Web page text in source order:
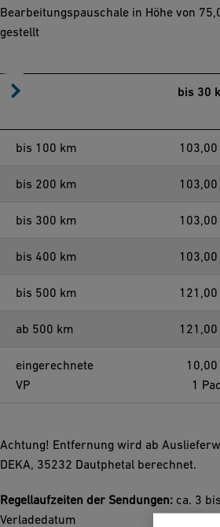
Bearbeitungspauschale in Höhe von
gestellt
bis 30
bis 100 km 103,00
bis 200 km 103,00
bis 300 km 103,00
bis 400 km 103,00
bis 500 km 121,00
ab 500 km 121,00
eingerechnete
VP
10,00
1
Achtung! Entfernung wird ab
DEKA, 35232 Dautphetal berechnet.
Regellaufzeiten der Sendungen: ca. 3
Verladedatum